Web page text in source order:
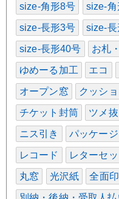
size-角形8号 size-
size-長形3号 size-長
size-長形40号 お札
ゆめーる加工 エコ
オープン窓 クッシ
チケット封筒 ツメ抜
ニス引き パッケージ
レコード レターセッ
丸窓 光沢紙 全面